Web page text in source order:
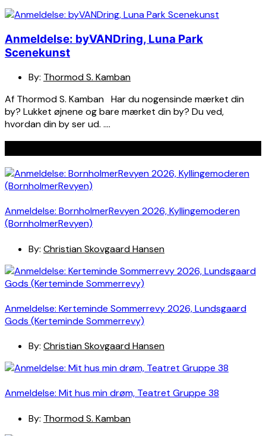
Anmeldelse: byVANDring, Luna Park
Scenekunst
By: Thormod S. Kamban
Af Thormod S. Kamban Har du nogensinde mærket din
by? Lukket øjnene og bare mærket din by? Du ved,
hvordan din by ser ud. ….
Anmeldelse: BornholmerRevyen 2026, Kyllingemoderen
(BornholmerRevyen)
By: Christian Skovgaard Hansen
Anmeldelse: Kerteminde Sommerrevy 2026, Lundsgaard
Gods (Kerteminde Sommerrevy)
By: Christian Skovgaard Hansen
Anmeldelse: Mit hus min drøm, Teatret Gruppe 38
By: Thormod S. Kamban